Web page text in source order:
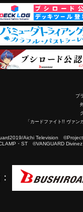
プ
「カードファイト!! ヴァン
Aichi Television
・ST ©VANGUARD